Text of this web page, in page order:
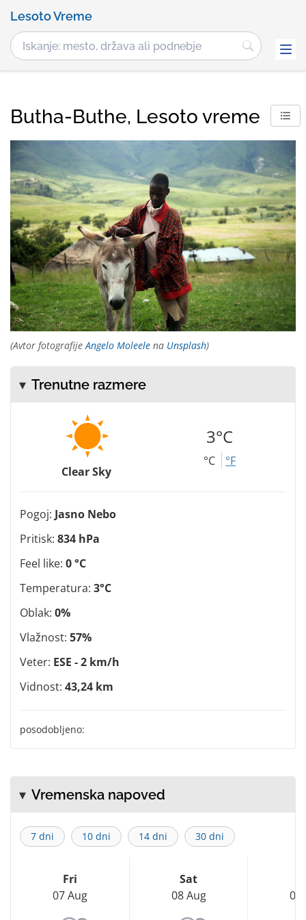
Lesoto Vreme
Butha-Buthe, Lesoto vreme
(Avtor fotografije Angelo Moleele na Unsplash)
Trenutne razmere
Clear Sky
3°C
°C °F
Pogoj: Jasno Nebo
Pritisk: 834 hPa
Feel like: 0 °C
Temperatura: 3°C
Oblak: 0%
Vlažnost: 57%
Veter: ESE - 2 km/h
Vidnost: 43,24 km
posodobljeno:
Vremenska napoved
7 dni 10 dni 14 dni 30 dni
Fri
07 Aug
Sat
08 Aug
09